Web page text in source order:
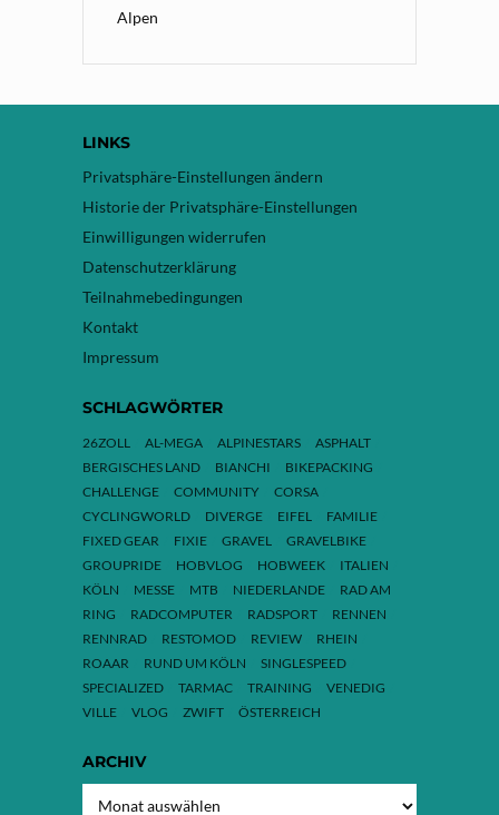
Alpen
LINKS
Privatsphäre-Einstellungen ändern
Historie der Privatsphäre-Einstellungen
Einwilligungen widerrufen
Datenschutzerklärung
Teilnahmebedingungen
Kontakt
Impressum
SCHLAGWÖRTER
26ZOLL AL-MEGA ALPINESTARS
ASPHALT
BERGISCHES LAND
BIANCHI
BIKEPACKING
CHALLENGE
COMMUNITY
CORSA
CYCLINGWORLD
DIVERGE EIFEL
FAMILIE
FIXED GEAR
FIXIE GRAVEL
GRAVELBIKE
GROUPRIDE
HOBVLOG HOBWEEK
ITALIEN
KÖLN
MESSE MTB NIEDERLANDE
RAD AM
RING
RADCOMPUTER RADSPORT
RENNEN
RENNRAD
RESTOMOD REVIEW
RHEIN
ROAAR
RUND UM KÖLN
SINGLESPEED
SPECIALIZED
TARMAC TRAINING
VENEDIG
VILLE
VLOG ZWIFT ÖSTERREICH
ARCHIV